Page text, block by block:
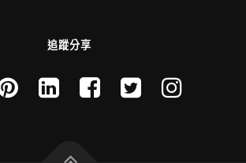
追蹤分享